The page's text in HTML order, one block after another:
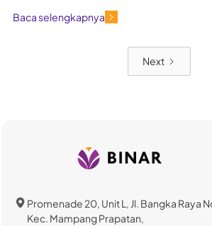
Baca selengkapnya
Next
Promenade 20, Unit L, Jl. Bangka Raya
Kec. Mampang Prapatan,